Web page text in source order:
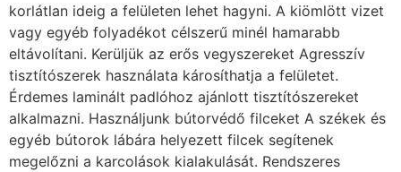
korlátlan ideig a felületen lehet hagyni. A kiömlött vizet
vagy egyéb folyadékot célszerű minél hamarabb
eltávolítani. Kerüljük az erős vegyszereket Agresszív
tisztítószerek használata károsíthatja a felületet.
Érdemes laminált padlóhoz ajánlott tisztítószereket
alkalmazni. Használjunk bútorvédő filceket A székek és
egyéb bútorok lábára helyezett filcek segítenek
megelőzni a karcolások kialakulását. Rendszeres